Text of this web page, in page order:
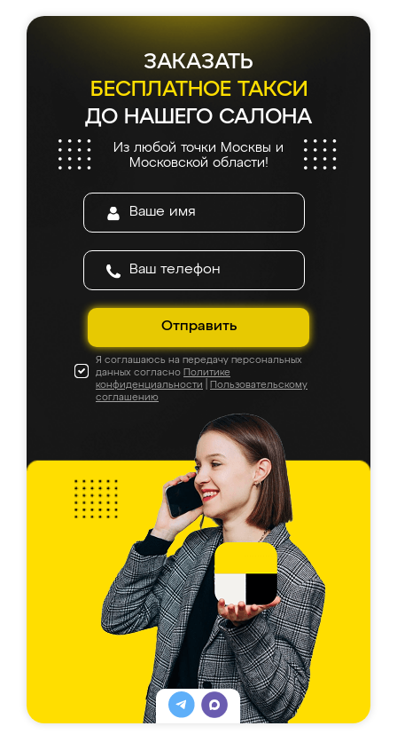
ЗАКАЗАТЬ
БЕСПЛАТНОЕ ТАКСИ
ДО НАШЕГО САЛОНА
Из любой точки Москвы и
Московской области!
Отправить
Я соглашаюсь на передачу персональных
данных согласно Политике
конфиденциальности
Пользовательскому
соглашению